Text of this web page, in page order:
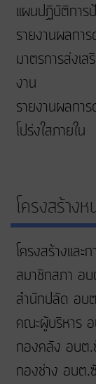
แผนปฏิบัติการ
รายงานผลกา
มาตรการส่งเ
งาน
รายงานผลกา
โปร่งใสภายใน
โครงสร้าง
โครงสร้างและ
สมาชิกสภา อ
สำนักปลัด อ
คณะผู้บริหาร
กองคลัง อบ
กองช่าง อบต